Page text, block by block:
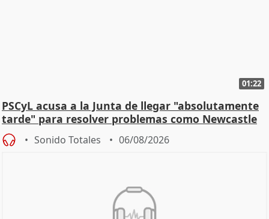
01:22
PSCyL acusa a la Junta de llegar "absolutamente
tarde" para resolver problemas como Newcastle
Sonido Totales 06/08/2026